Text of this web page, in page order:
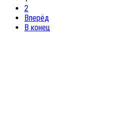
2
Вперёд
В конец